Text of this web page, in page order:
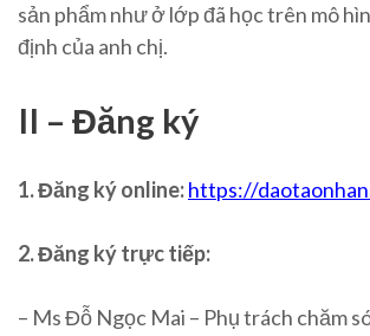
sản phẩm như ở lớp đã học trên mô
định của anh chị.
II – Đăng ký
1. Đăng ký online:https://
2. Đăng ký trực tiếp:
– Ms Đỗ Ngọc Mai – Phụ trách chăm